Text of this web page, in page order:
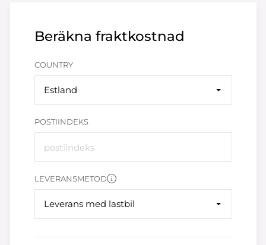
Beräkna fraktkostnad
COUNTRY
Estland
POSTIINDEKS
LEVERANSMETOD
Leverans med lastbil